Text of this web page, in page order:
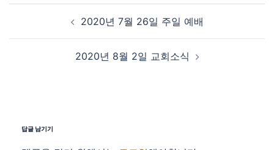
Post navigation
2020년 7월 26일 주일 예배
2020년 8월 2일 교회소식
답글 남기기